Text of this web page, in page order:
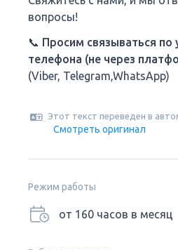
вопросы!
📞 Просим связываться по
телефона (не через
(Viber, Telegram,WhatsApp)
Этот текст переведен в
Смотреть оригинал
Режим работы
от 160 часов в месяц